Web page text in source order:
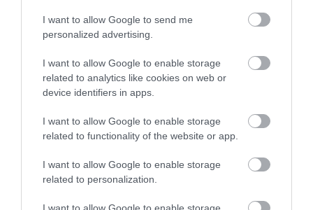
I want to allow Google to send me
personalized advertising.
I want to allow Google to enable storage
related to analytics like cookies on web or
device identifiers in apps.
I want to allow Google to enable storage
related to functionality of the website or app.
I want to allow Google to enable storage
related to personalization.
REPÜLŐTÉR RYANAIR STATISZTIKA SZAKMAI CIKKEK
SZPONZOR SZÁLLODA TERMÁL
VAKCINAÚTLEVÉL VIDEÓ VÉLEMÉNY WELLNESS WIZZAIR